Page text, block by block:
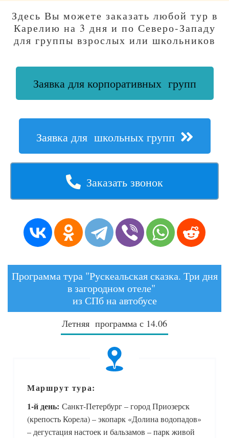
Здесь Вы можете заказать любой тур в
Карелию на 3 дня и по Северо-Западу
для группы взрослых или школьников
Заявка для корпоративных групп
Заявка для школьных групп
Заказать звонок
Программа тура "Рускеальская сказка. Три дня
в загородном отеле"
из СПб на автобусе
Летняя программа с 14.06
Маршрут тура:
1-й день: Санкт-Петербург – город Приозерск
(крепость Корела) – экопарк «Долина водопадов»
– дегустация настоек и бальзамов – парк живой